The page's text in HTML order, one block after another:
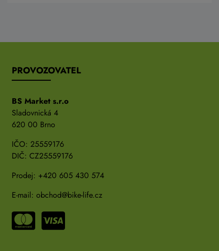
PROVOZOVATEL
BS Market s.r.o
Sladovnická 4
620 00 Brno
IČO: 25559176
DIČ: CZ25559176
Prodej: +420 605 430 574
E-mail: obchod@bike-life.cz